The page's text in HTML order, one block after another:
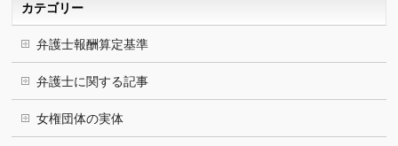
カテゴリー
弁護士報酬算定基準
弁護士に関する記事
女権団体の実体